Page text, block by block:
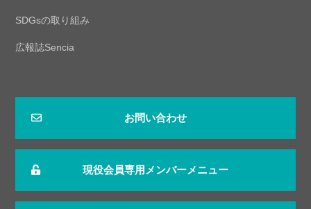
SDGsの取り組み
広報誌Sencia
お問い合わせ
現役会員専用メンバーメニュー